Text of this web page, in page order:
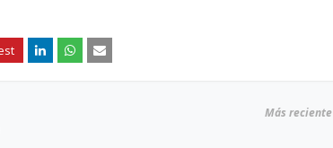
Más reciente